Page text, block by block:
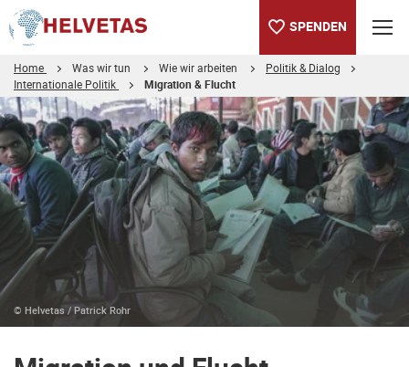
SPENDEN
Home Was wir tun Wie wir arbeiten
Politik & Dialog
Internationale Politik
Migration & Flucht
Inhaltsverzeichnis
Migration und Flucht
Positionspapier zum Thema
Weitere Informationen
© Helvetas / Patrick Rohr